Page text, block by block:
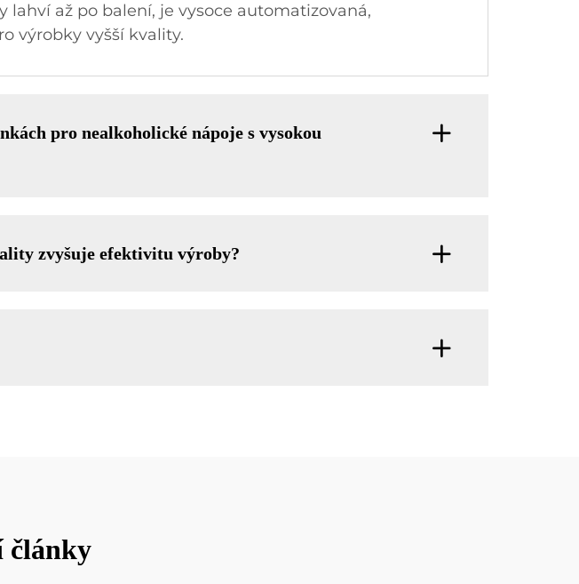
až po balení, je vysoce automatizovaná,
výrobky vyšší kvality.
pro nealkoholické nápoje s vysokou
zvyšuje efektivitu výroby?
články